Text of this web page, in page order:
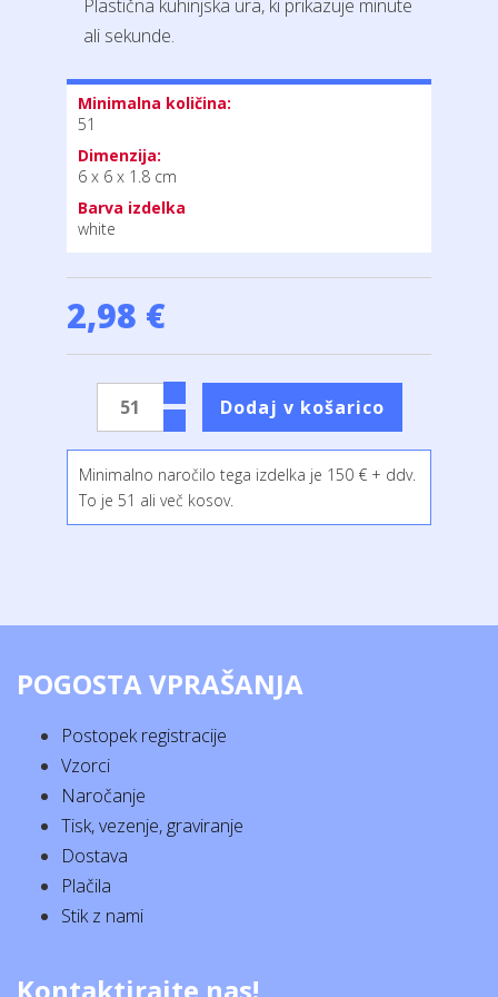
Plastična kuhinjska ura, ki prikazuje minute
ali sekunde.
Minimalna količina:
51
Dimenzija:
6 x 6 x 1.8 cm
Barva izdelka
white
2,98 €
Minimalno naročilo tega izdelka je 150 € + ddv.
To je 51 ali več kosov.
POGOSTA VPRAŠANJA
Postopek registracije
Vzorci
Naročanje
Tisk, vezenje, graviranje
Dostava
Plačila
Stik z nami